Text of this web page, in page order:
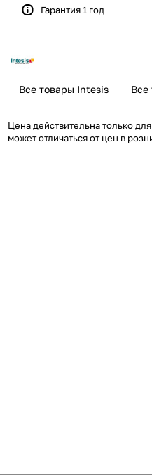
Гарантия 1 год
Все товары Intesis Все
Цена действительна только
может отличаться от цен в